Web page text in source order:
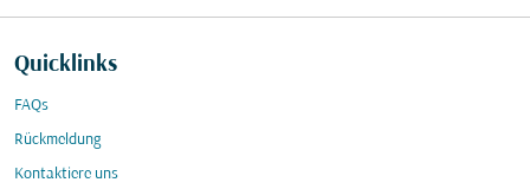
Quicklinks
FAQs
Rückmeldung
Kontaktiere uns